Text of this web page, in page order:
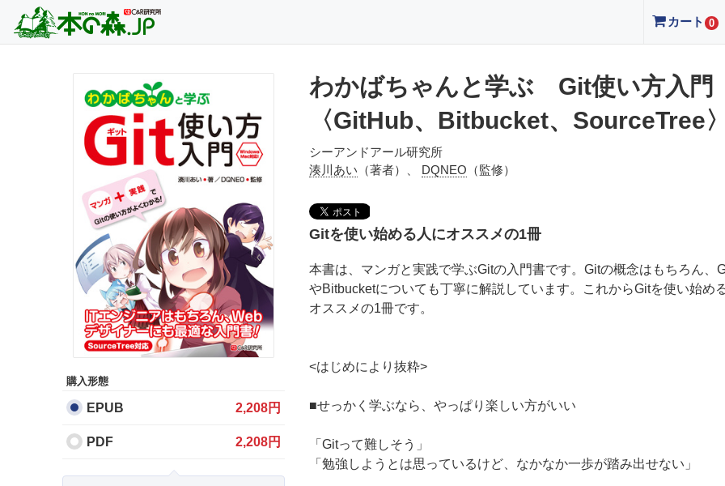
カート 0
購入形態
EPUB 2,208円
PDF 2,208円
わかばちゃんと学ぶ Git使い方入門
〈GitHub、Bitbucket、SourceTree
シーアンドアール研究所
湊川あい （著者）、 DQNEO （監修）
Gitを使い始める人にオススメの1冊
本書は、マンガと実践で学ぶGitの入門書です。Gitの概念はもちろん、
やBitbucketについても丁寧に解説しています。これからGitを使い始め
オススメの1冊です。
<はじめにより抜粋>
■せっかく学ぶなら、やっぱり楽しい方がいい
「Gitって難しそう」
「勉強しようとは思っているけど、なかなか一歩が踏み出せない」